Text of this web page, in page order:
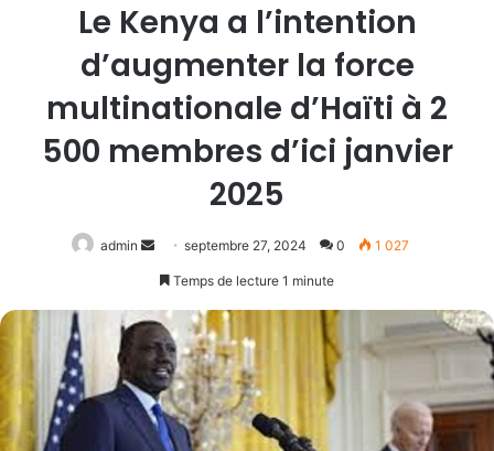
Le Kenya a l’intention
d’augmenter la force
multinationale d’Haïti à 2
500 membres d’ici janvier
2025
admin
Envoyer
un
septembre 27, 2024 0 1 027
Temps de lecture 1 minute